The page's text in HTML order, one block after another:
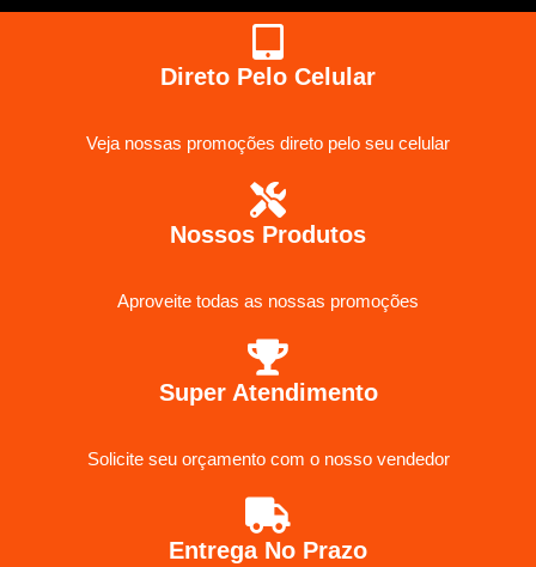
Direto Pelo Celular
Veja nossas promoções direto pelo seu celular
Nossos Produtos
Aproveite todas as nossas promoções
Super Atendimento
Solicite seu orçamento com o nosso vendedor
Entrega No Prazo